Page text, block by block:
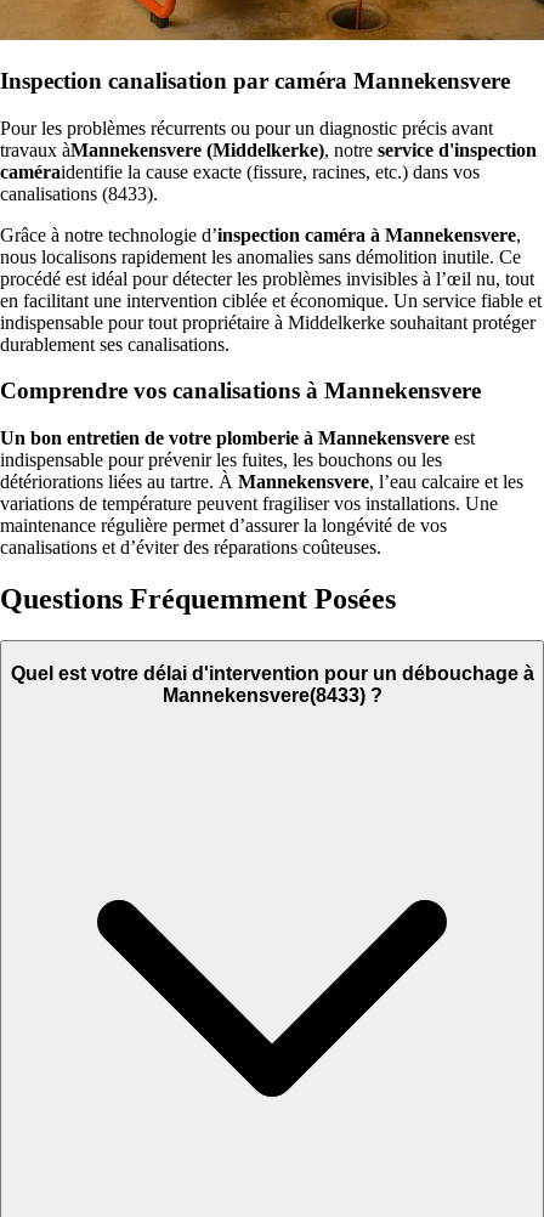
Inspection canalisation par caméra Mannekensvere
Pour les problèmes récurrents ou pour un diagnostic précis avant
travaux àMannekensvere (Middelkerke), notre service d'inspection
caméraidentifie la cause exacte (fissure, racines, etc.) dans vos
canalisations (8433).
Grâce à notre technologie d’inspection caméra à Mannekensvere,
nous localisons rapidement les anomalies sans démolition inutile. Ce
procédé est idéal pour détecter les problèmes invisibles à l’œil nu, tout
en facilitant une intervention ciblée et économique. Un service fiable et
indispensable pour tout propriétaire à Middelkerke souhaitant protéger
durablement ses canalisations.
Comprendre vos canalisations à Mannekensvere
Un bon entretien de votre plomberie à Mannekensvere est
indispensable pour prévenir les fuites, les bouchons ou les
détériorations liées au tartre. À Mannekensvere, l’eau calcaire et les
variations de température peuvent fragiliser vos installations. Une
maintenance régulière permet d’assurer la longévité de vos
canalisations et d’éviter des réparations coûteuses.
Questions Fréquemment Posées
Quel est votre délai d'intervention pour un débouchage à
Mannekensvere(8433) ?